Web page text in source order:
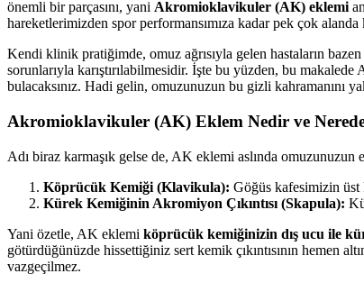
önemli bir parçasını, yani Akromioklavikuler (AK) eklemi
hareketlerimizden spor performansımıza kadar pek çok
Kendi klinik pratiğimde, omuz ağrısıyla gelen hastaların
sorunlarıyla karıştırılabilmesidir. İşte bu yüzden, bu
bulacaksınız. Hadi gelin, omuzunuzun bu gizli kahramanını
Akromioklavikuler (AK) Eklem Nedir ve
Adı biraz karmaşık gelse de, AK eklemi aslında
Köprücük Kemiği (Klavikula): Göğüs kafesimizin üst
Kürek Kemiğinin Akromiyon Çıkıntısı (Skapula):
Yani özetle, AK eklemi köprücük kemiğinizin dış ucu ile
götürdüğünüzde hissettiğiniz sert kemik çıkıntısının hemen
vazgeçilmez.